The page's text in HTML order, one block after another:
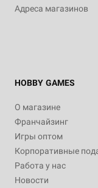
Адреса магазинов
HOBBY GAMES
О магазине
Франчайзинг
Игры оптом
Корпоративные
Работа у нас
Новости